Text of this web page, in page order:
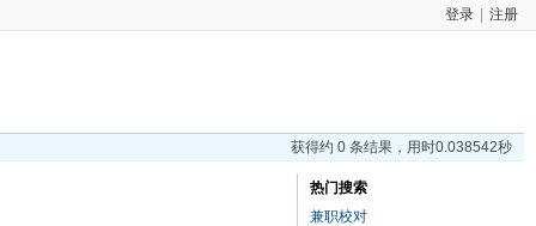
登录 注册
获得约 0 条结果，用时0.038542秒
热门搜索
兼职校对